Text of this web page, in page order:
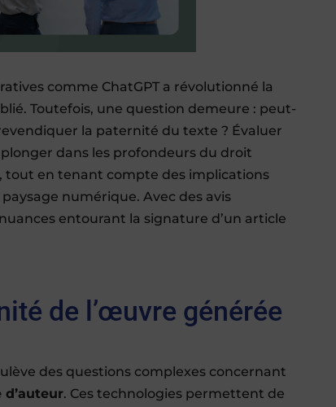
comme ChatGPT a révolutionné la
Toutefois, une question demeure : peut-
la paternité du texte ? Évaluer
dans les profondeurs du droit
tout en tenant compte des implications
numérique. Avec des avis
entourant la signature d’un article
de l’œuvre générée
des questions complexes concernant
. Ces technologies permettent de